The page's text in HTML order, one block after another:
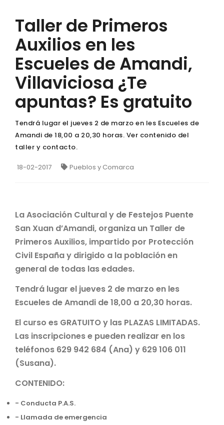
Taller de Primeros
Auxilios en les
Escueles de Amandi,
Villaviciosa ¿Te
apuntas? Es gratuito
Tendrá lugar el jueves 2 de marzo en les Escueles de
Amandi de 18,00 a 20,30 horas. Ver contenido del
taller y contacto.
18-02-2017 Pueblos y Comarca
La Asociación Cultural y de Festejos Puente
San Xuan d’Amandi, organiza un Taller de
Primeros Auxilios, impartido por Protección
Civil España y dirigido a la población en
general de todas las edades.
Tendrá lugar el jueves 2 de marzo en les
Escueles de Amandi de 18,00 a 20,30 horas.
El curso es GRATUITO y las PLAZAS LIMITADAS.
Las inscripciones e pueden realizar en los
teléfonos 629 942 684 (Ana) y 629 106 011
(Susana).
CONTENIDO:
- Conducta P.A.S.
- Llamada de emergencia